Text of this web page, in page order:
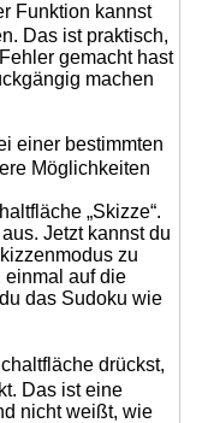
Funktion kannst
Das ist praktisch,
gemacht hast
machen
einer bestimmten
Möglichkeiten
„Skizze“.
Jetzt kannst du
zu
einmal auf die
das Sudoku wie
drückst,
Das ist eine
nicht weißt, wie